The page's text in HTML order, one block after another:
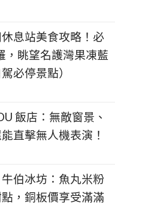
休息站美食攻略！必
，眺望名護灣果凍藍
必停景點）
飯店：無敵窗景、
直擊無人機表演！
牛伯冰坊：魚丸米粉
，銅板價享受滿滿